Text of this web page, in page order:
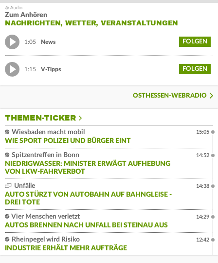
Zum Anhören
NACHRICHTEN, WETTER, VERANSTALTUNGEN
1:05 News FOLGEN
1:15 V-Tipps FOLGEN
OSTHESSEN-WEBRADIO
THEMEN-TICKER
Wiesbaden macht mobil
WIE SPORT POLIZEI UND BÜRGER EINT
15:05
Spitzentreffen in Bonn
NIEDRIGWASSER: MINISTER ERWÄGT AUFHEBUNG
VON LKW-FAHRVERBOT
14:52
Unfälle
AUTO STÜRZT VON AUTOBAHN AUF BAHNGLEISE -
DREI TOTE
14:38
Vier Menschen verletzt
AUTOS BRENNEN NACH UNFALL BEI STEINAU AUS
14:29
Rheinpegel wird Risiko
INDUSTRIE ERHÄLT MEHR AUFTRÄGE
12:42